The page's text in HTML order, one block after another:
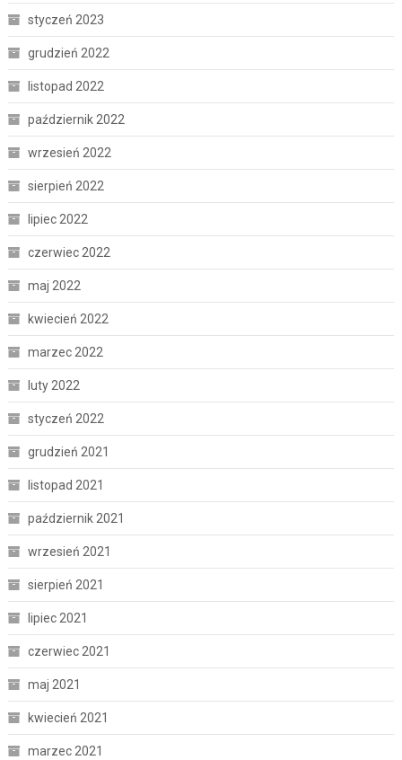
styczeń 2023
grudzień 2022
listopad 2022
październik 2022
wrzesień 2022
sierpień 2022
lipiec 2022
czerwiec 2022
maj 2022
kwiecień 2022
marzec 2022
luty 2022
styczeń 2022
grudzień 2021
listopad 2021
październik 2021
wrzesień 2021
sierpień 2021
lipiec 2021
czerwiec 2021
maj 2021
kwiecień 2021
marzec 2021